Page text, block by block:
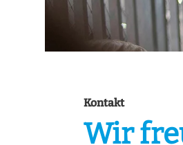
Kontakt
Wir